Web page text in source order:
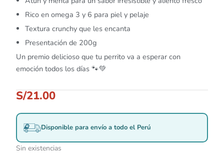
Rico en omega 3 y 6 para piel y pelaje
Textura crunchy que les encanta
Presentación de 200g
Un premio delicioso que tu perrito va a esperar con
emoción todos los días 🐾💚
S/21.00
Disponible para envío a todo el Perú
Sin existencias